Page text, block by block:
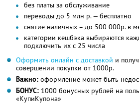
без платы за обслуживание
переводы до 5 млн р. — бесплатно
снятие наличных – до 500 000р. в
категории кешбэка выбираются
подключить их с 25 числа
Оформить онлайн с доставкой и
совершении покупки от 1000р.
Важно: оформление может быть
БОНУС: 1000 бонусных рублей на
«КупиКупона»